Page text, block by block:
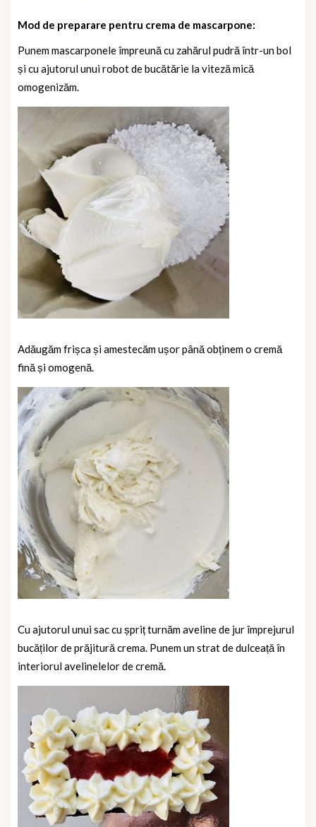
Mod de preparare pentru crema de mascarpone:
Punem mascarponele împreună cu zahărul pudră într-un bol
și cu ajutorul unui robot de bucătărie la viteză mică
omogenizăm.
Adăugăm frișca și amestecăm ușor până obținem o cremă
fină și omogenă.
Cu ajutorul unui sac cu șpriț turnăm aveline de jur împrejurul
bucăților de prăjitură crema. Punem un strat de dulceață în
interiorul avelinelelor de cremă.